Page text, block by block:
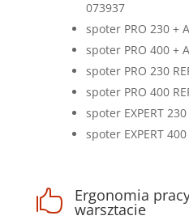
073937
spoter PRO 230 +
spoter PRO 400 +
spoter PRO 230
spoter PRO 400
spoter EXPERT
spoter EXPERT
 Ergonomia
warsztacie